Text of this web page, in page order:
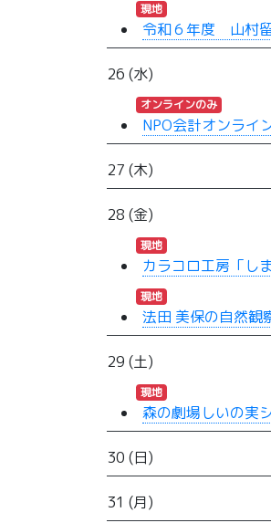
現地
令和６年度 山村
26 (水)
オンラインのみ
NPO会計オンライ
27 (木)
28 (金)
現地
カラコロ工房「し
現地
法田 美保の自然
29 (土)
現地
森の劇場しいの実
30 (日)
31 (月)